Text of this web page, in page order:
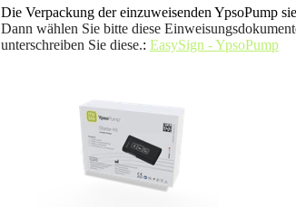
Die Verpackung der einzuweisenden YpsoPump
Dann wählen Sie bitte diese
unterschreiben Sie diese.: EasySign - YpsoPump